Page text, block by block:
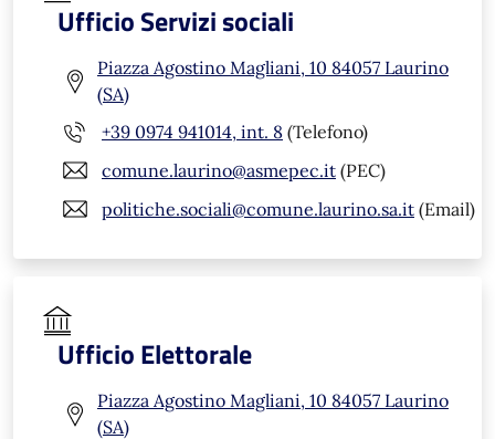
Ufficio Servizi sociali
Piazza Agostino Magliani, 10 84057 Laurino
(SA)
+39 0974 941014, int. 8 (Telefono)
comune.laurino@asmepec.it (PEC)
politiche.sociali@comune.laurino.sa.it (Email)
Ufficio Elettorale
Piazza Agostino Magliani, 10 84057 Laurino
(SA)